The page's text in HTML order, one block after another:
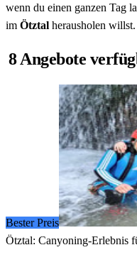
wenn du einen ganzen Tag
im Ötztal herausholen willst.
8 Angebote
Bester Preis
Ötztal: Canyoning-Erlebnis